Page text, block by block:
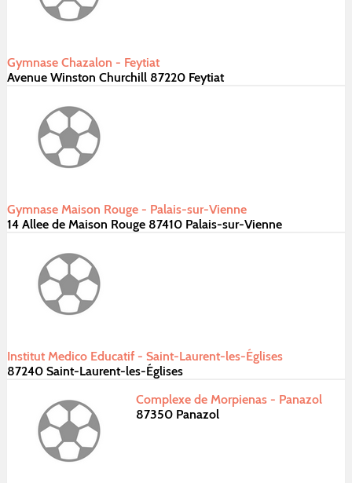
Gymnase Chazalon - Feytiat
Avenue Winston Churchill 87220 Feytiat
Gymnase Maison Rouge - Palais-sur-Vienne
14 Allee de Maison Rouge 87410 Palais-sur-Vienne
Institut Medico Educatif - Saint-Laurent-les-Églises
87240 Saint-Laurent-les-Églises
Complexe de Morpienas - Panazol
87350 Panazol